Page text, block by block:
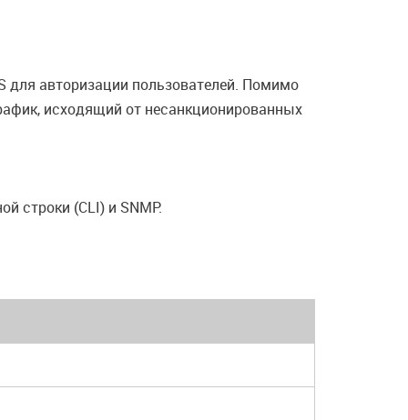
для авторизации пользователей. Помимо
исходящий от несанкционированных
строки (CLI) и SNMP.